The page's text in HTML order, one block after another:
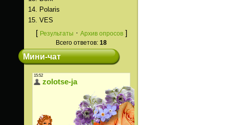
14.
Polaris
15. VES
[ Результаты · Архив опросов]
Всего ответов: 18
Мини-чат